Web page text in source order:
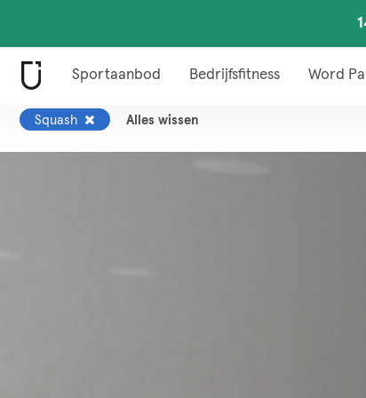
Sportaanbod Bedrijfsfitness Word
Squash Alles wissen